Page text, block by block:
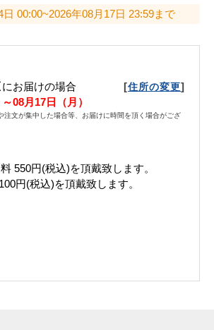
日 00:00~2026年08月17日 23:59まで
にお届けの場合 [住所の変更]
08月17日（月）
注文が集中した場合等、お届けに時間を頂く場合がござ
550円(税込)を頂戴致します。
円(税込)を頂戴致します。